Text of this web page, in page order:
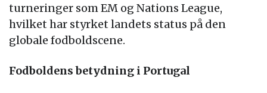
turneringer som EM og Nations League,
hvilket har styrket landets status på den
globale fodboldscene.
Fodboldens betydning i Portugal